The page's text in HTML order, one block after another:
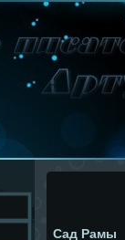
Сад Рамы